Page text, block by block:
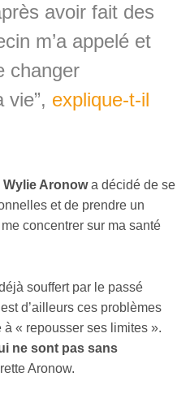
avoir fait des
m’a appelé et
changer
vie”, explique-t-il
Wylie Aronowa décidé de se
et de prendre un
concentrer sur ma santé
souffert par le passé
d’ailleurs ces problèmes
à « repousser ses limites ».
ne sont pas sans
Aronow.